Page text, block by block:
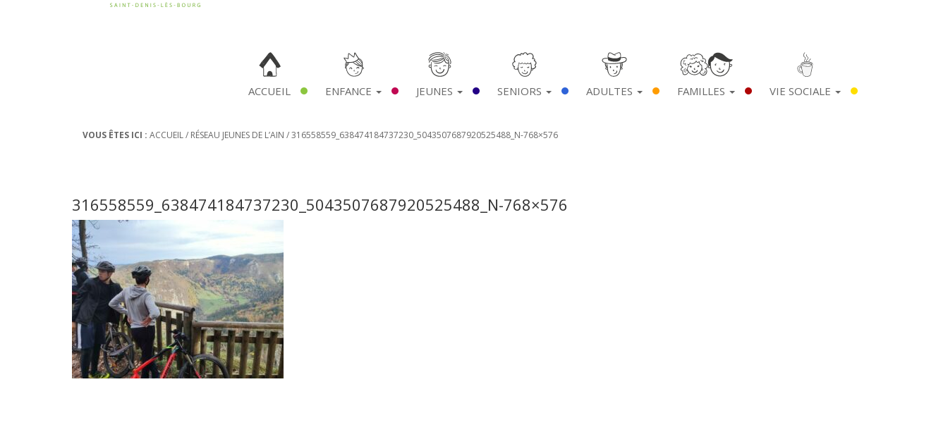
ACCUEIL ENFANCE JEUNES SENIORS ADULTES FAMILLES VIE SOCIALE
VOUS ÊTES ICI : ACCUEIL/ RÉSEAU JEUNES DE L’AIN /316558559_638474184737230_5043507687920525488_N-768×576
316558559_638474184737230_5043507687920525488_N-768×576